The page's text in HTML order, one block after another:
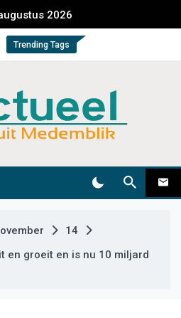
2026
Trending Tags
14
en groeit en is nu 10 miljard